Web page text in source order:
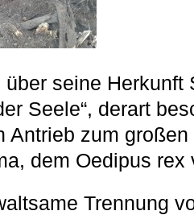
über seine
Seele“, derart
Antrieb zum
dem Oedipus rex
Trennung